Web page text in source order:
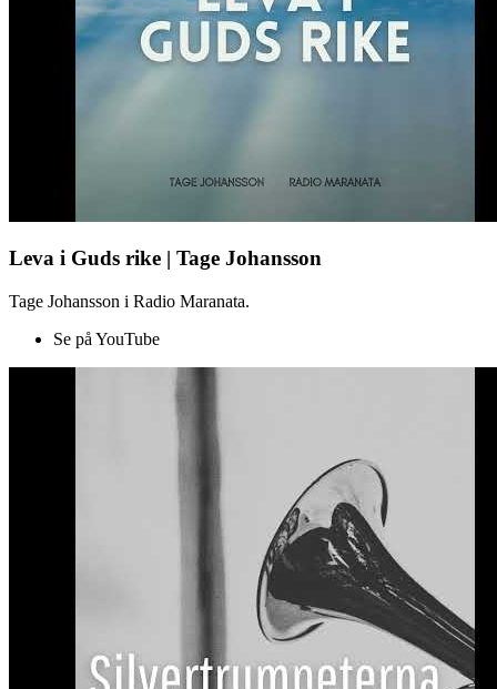
Leva i Guds rike | Tage Johansson
Tage Johansson i Radio Maranata.
Se på YouTube